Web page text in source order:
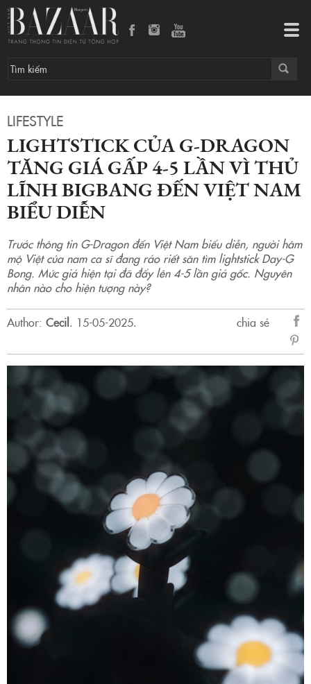
LIFESTYLE
LIGHTSTICK CỦA G-DRAGON
TĂNG GIÁ GẤP 4-5 LẦN VÌ THỦ
LĨNH BIGBANG ĐẾN VIỆT NAM
BIỂU DIỄN
Trước thông tin G-Dragon đến Việt Nam biểu diễn, người hâm
mộ Việt của nam ca sĩ đang ráo riết săn tìm lightstick Day-G
Bong. Mức giá hiện tại đã đẩy lên 4-5 lần giá gốc. Nguyên
nhân nào cho hiện tượng này?
Author: Cecil. 15-05-2025.
chia sẻ
sẻ